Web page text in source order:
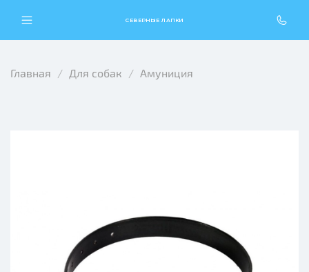
СЕВЕРНЫЕ ЛАПКИ
Главная Для собак Амуниция